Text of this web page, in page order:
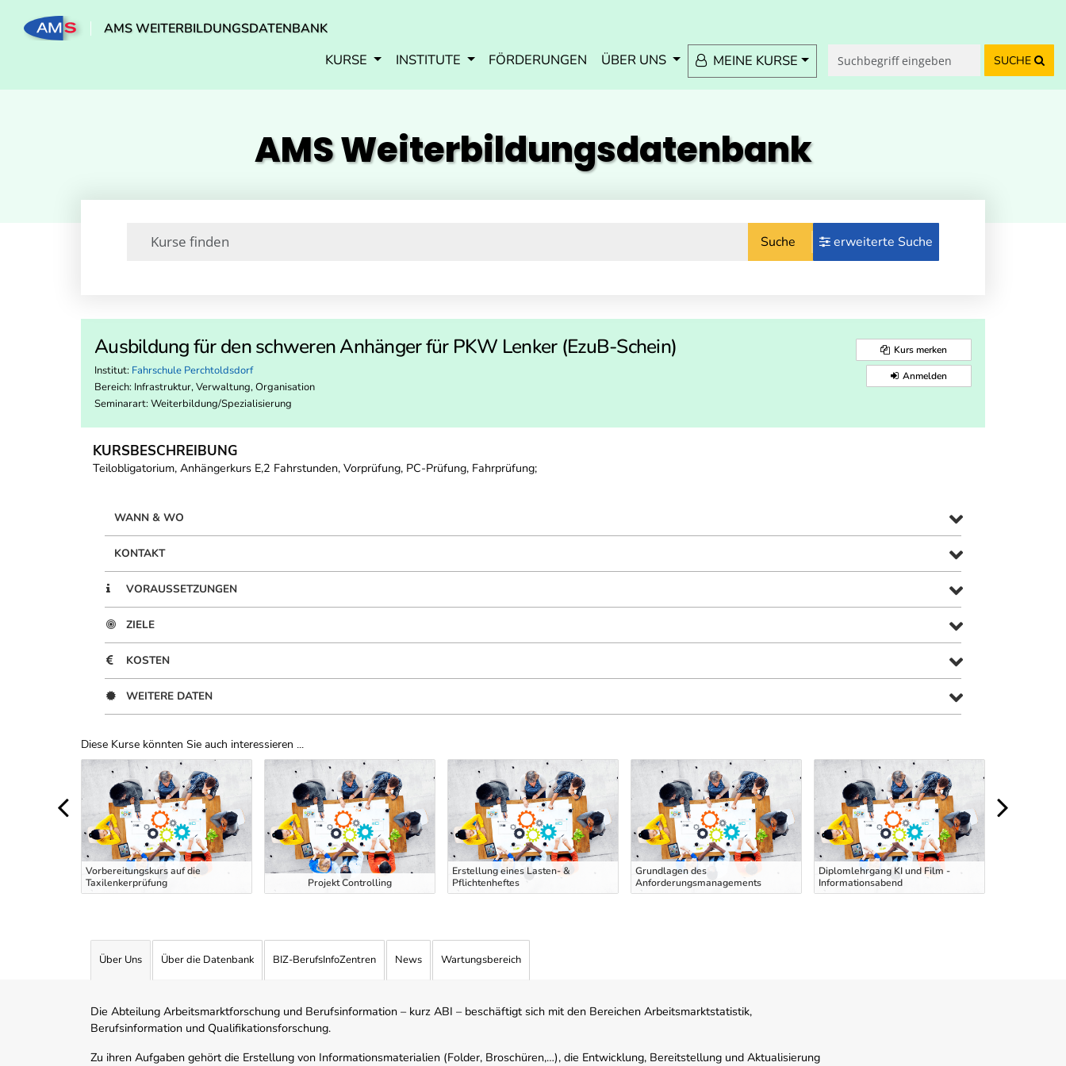
Zum Inhalt springen
Zum Navmenü springen
Zur Suche springen
Zur Footer springen
AMS WEITERBILDUNGSDATENBANK
KURSE INSTITUTE FÖRDERUNGEN ÜBER UNS MEINE KURSE SUCHE
AMS Weiterbildungs­datenbank
Suche erweiterte Suche
Ausbildung für den schweren Anhänger für PKW Lenker (EzuB-Schein)
Institut: Fahrschule Perchtoldsdorf
Bereich: Infrastruktur, Verwaltung, Organisation
Seminarart: Weiterbildung/Spezialisierung
Kurs merken
Anmelden
KURSBESCHREIBUNG
Teilobligatorium, Anhängerkurs E,2 Fahrstunden, Vorprüfung, PC-Prüfung, Fahrprüfung;
WANN & WO
KONTAKT
VORAUSSETZUNGEN
ZIELE
KOSTEN
WEITERE DATEN
Diese Kurse könnten Sie auch interessieren ...
Uber Weiterbildungsvorschläge
Vorbereitungskurs auf die
Taxilenkerprüfung
Projekt Controlling
Erstellung eines Lasten- &
Pflichtenheftes
Grundlagen des
Anforderungsmanagements
Diplomlehrgang KI und Film -
Informationsabend
Über Uns Über die Datenbank BIZ-BerufsInfoZentren News Wartungsbereich
Die Abteilung Arbeitsmarktforschung und Berufsinformation – kurz ABI – beschäftigt sich mit den Bereichen Arbeitsmarktstatistik,
Berufsinformation und Qualifikationsforschung.
Zu ihren Aufgaben gehört die Erstellung von Informationsmaterialien (Folder, Broschüren,…), die Entwicklung, Bereitstellung und Aktualisierung